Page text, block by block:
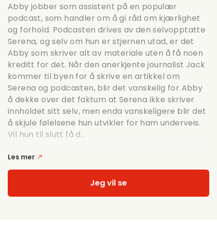
Abby jobber som assistent på en populær
podcast, som handler om å gi råd om kjærlighet
og forhold. Podcasten drives av den selvopptatte
Serena, og selv om hun er stjernen utad, er det
Abby som skriver alt av materiale uten å få noen
kreditt for det. Når den anerkjente journalist Jack
kommer til byen for å skrive en artikkel om
Serena og podcasten, blir det vanskelig for Abby
å dekke over det faktum at Serena ikke skriver
innholdet sitt selv, men enda vanskeligere blir det
å skjule følelsene hun utvikler for ham underveis.
Vil hun til slutt få d...
Les mer
Jeg vil se